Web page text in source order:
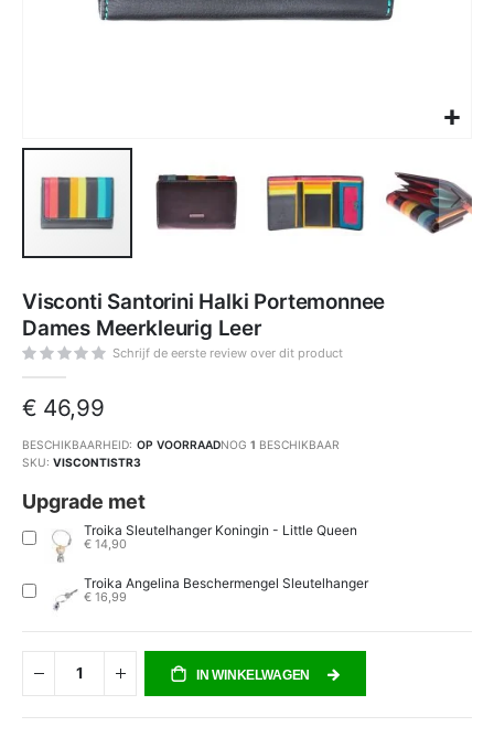
het
begin
van
de
afbeeldingen-
gallerij
Visconti Santorini Halki Portemonnee
Dames Meerkleurig Leer
Schrijf de eerste review over dit product
€ 46,99
BESCHIKBAARHEID: OP VOORRAADNOG 1 BESCHIKBAAR
SKU VISCONTISTR3
Upgrade met
Troika Sleutelhanger Koningin - Little Queen
€ 14,90
Troika Angelina Beschermengel Sleutelhanger
€ 16,99
IN WINKELWAGEN